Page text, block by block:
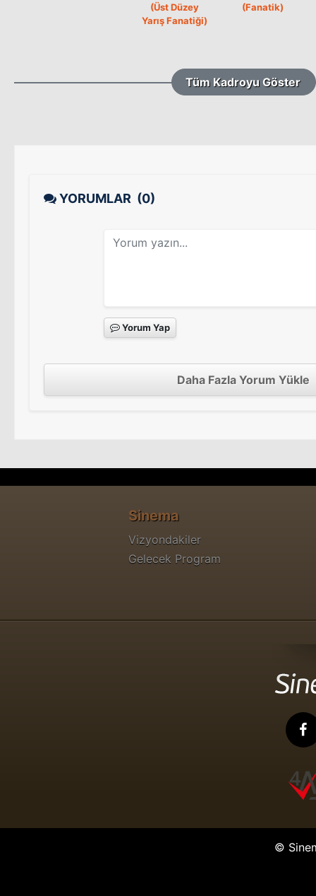
(Üst Düzey
Yarış Fanatiği)
(Fanatik)
Tüm Kadroyu Göster
YORUMLAR (0)
Yorum Yap
Daha Fazla Yorum Yükle
Sinema
Vizyondakiler
Gelecek Program
©